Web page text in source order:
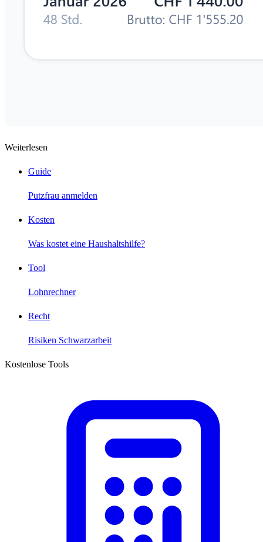
Weiterlesen
Guide
Putzfrau anmelden
Kosten
Was kostet eine Haushaltshilfe?
Tool
Lohnrechner
Recht
Risiken Schwarzarbeit
Kostenlose Tools